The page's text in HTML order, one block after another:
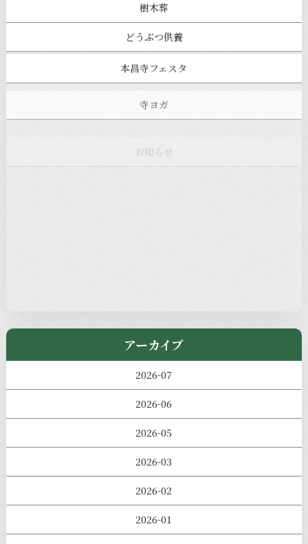
樹木葬
どうぶつ供養
本昌寺フェスタ
お知らせ
注目の記事
アーカイブ
2026-07
2026-06
2026-05
2026-03
2026-02
2026-01